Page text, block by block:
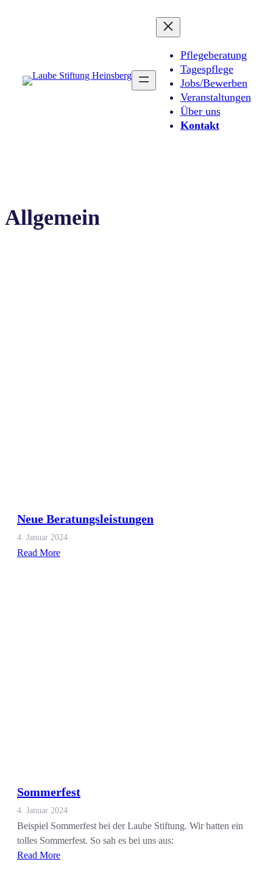
Pflegeberatung
Tagespflege
Jobs/Bewerben
Veranstaltungen
Über uns
Kontakt
Allgemein
Neue Beratungsleistungen
4. Januar 2024
Read More
Sommerfest
4. Januar 2024
Beispiel Sommerfest bei der Laube Stiftung. Wir hatten ein
tolles Sommerfest. So sah es bei uns aus:
Read More